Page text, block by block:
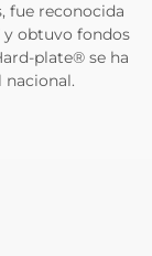
fue reconocida
y obtuvo fondos
plate® se ha
nacional.